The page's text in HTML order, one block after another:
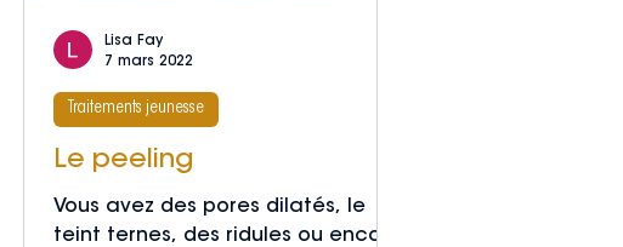
Le peeling
Vous avez des pores dilatés, le
teint ternes, des ridules ou encore
Traitements jeunesse
Lisa Fay
7 mars 2022